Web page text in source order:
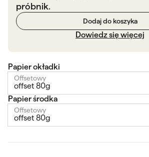
próbnik.
Dodaj do koszyka
Dowiedz się więcej
Papier okładki
Offsetowy
offset 80g
Papier środka
Offsetowy
offset 80g